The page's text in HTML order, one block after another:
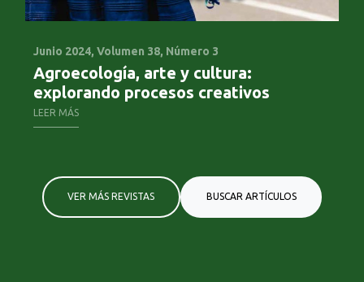
Junio 2024, Volumen 38, Número 3
Agroecología, arte y cultura:
explorando procesos creativos
LEER MÁS
VER MÁS REVISTAS BUSCAR ARTÍCULOS